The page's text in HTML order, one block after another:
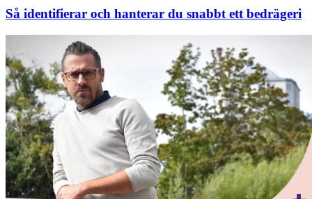
Så identifierar och hanterar du snabbt ett bedrägeri